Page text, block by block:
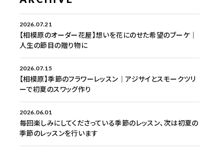
2026.07.21
【相模原のオーダー花屋】想いを花にのせた希望のブーケ｜
人生の節目の贈り物に
2026.07.15
【相模原】季節のフラワーレッスン｜アジサイとスモークツリ
ーで初夏のスワッグ作り
2026.06.01
毎回楽しみにしてくださっている季節のレッスン、次は初夏の
季節のレッスンを行います